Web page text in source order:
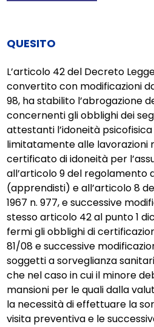
QUESITO
L’articolo 42 del Decreto Legge
convertito con modificazioni
98, ha stabilito l’abrogazione
concernenti gli obblighi dei
attestanti l’idoneità psicofisica
limitatamente alle lavorazioni
certificato di idoneità per
all’articolo 9 del regolamento
(apprendisti) e all’articolo 8
1967 n. 977, e successive
stesso articolo 42 al punto 1
fermi gli obblighi di
81/08 e successive
soggetti a sorveglianza
che nel caso in cui il minore
mansioni per le quali dalla
la necessità di effettuare la
visita preventiva e le